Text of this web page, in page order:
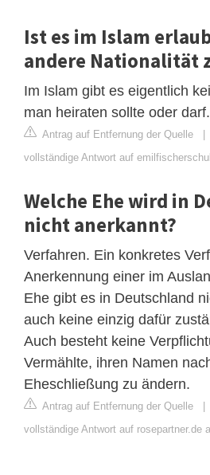
Ist es im Islam
andere Nationalität
Im Islam gibt es eigentlich
man heiraten sollte oder darf.
Antrag auf Entfernung der Quelle |
vollständige Antwort auf
Welche Ehe wird in
nicht anerkannt?
Verfahren. Ein konkretes
Anerkennung einer im
Ehe gibt es in Deutschland
auch keine einzig dafür
Auch besteht keine
Vermählte, ihren Namen
Eheschließung zu ändern.
Antrag auf Entfernung der Quelle |
vollständige Antwort auf rosepartner.de